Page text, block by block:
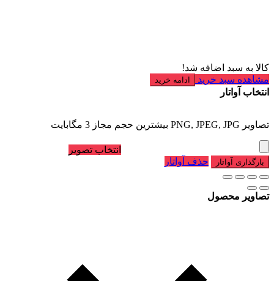
کالا به سبد اضافه شد!
مشاهده سبد خرید
ادامه خرید
انتخاب آواتار
تصاویر PNG, JPEG, JPG بیشترین حجم مجاز 3 مگابایت
انتخاب تصویر
بارگذاری آواتار حذف آواتار
تصاویر محصول